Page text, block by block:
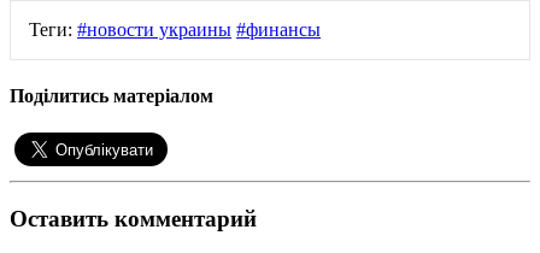
Теги: #новости украины #финансы
Поділитись матеріалом
Оставить комментарий